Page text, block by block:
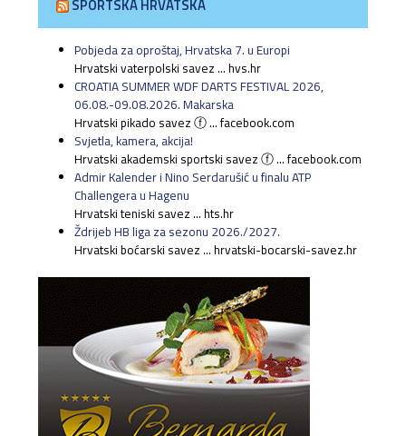
SPORTSKA HRVATSKA
Pobjeda za oproštaj, Hrvatska 7. u Europi
Hrvatski vaterpolski savez ... hvs.hr
CROATIA SUMMER WDF DARTS FESTIVAL 2026,
06.08.-09.08.2026. Makarska
Hrvatski pikado savez ⓕ ... facebook.com
Svjetla, kamera, akcija!
Hrvatski akademski sportski savez ⓕ ... facebook.com
Admir Kalender i Nino Serdarušić u finalu ATP
Challengera u Hagenu
Hrvatski teniski savez ... hts.hr
Ždrijeb HB liga za sezonu 2026./2027.
Hrvatski boćarski savez ... hrvatski-bocarski-savez.hr